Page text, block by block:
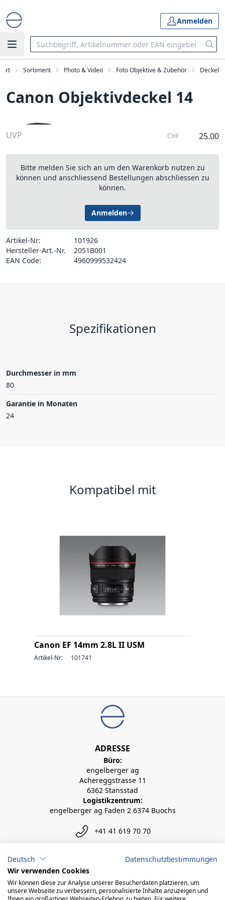
Anmelden
Sortiment Photo & Video Foto Objektive & Zubehör Deckel
Canon Objektivdeckel 14
UVP CHF 25.00
Bitte melden Sie sich an um den Warenkorb nutzen zu
können und anschliessend Bestellungen abschliessen zu
können.
Anmelden
Artikel-Nr:
101926
Hersteller-Art.-Nr.
2051B001
EAN Code:
4960999532424
Spezifikationen
Durchmesser in mm
80
Garantie in Monaten
24
Kompatibel mit
Canon EF 14mm 2.8L II USM
Artikel-Nr: 101741
ADRESSE
Büro:
engelberger ag
Achereggstrasse 11
6362 Stansstad
Logistikzentrum:
engelberger ag Faden 2 6374 Buochs
+41 41 619 70 70
info@engelberger.ch
Deutsch
Datenschutzbestimmungen
Wir verwenden Cookies
Wir können diese zur Analyse unserer Besucherdaten platzieren, um
unsere Webseite zu verbessern, personalisierte Inhalte anzuzeigen und